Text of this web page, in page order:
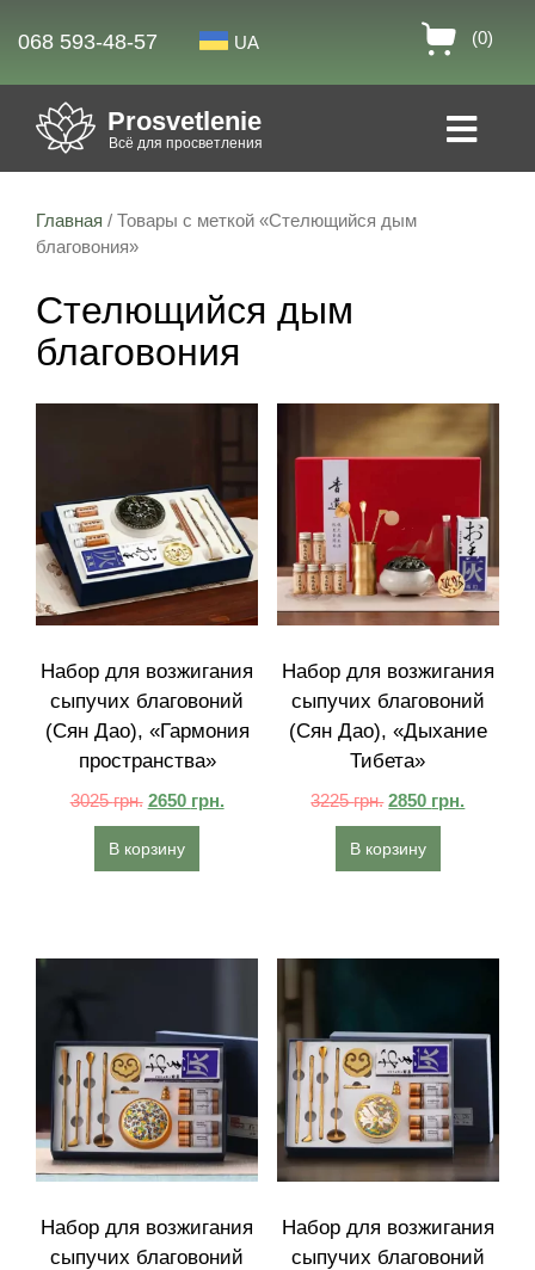
068 593-48-57 UA (0)
Prosvetlenie
Всё для просветления
Главная / Товары с меткой «Стелющийся дым
благовония»
Стелющийся дым
благовония
Набор для возжигания
сыпучих благовоний
(Сян Дао), «Гармония
пространства»
3025грн. 2650 грн.
В корзину
Набор для возжигания
сыпучих благовоний
(Сян Дао), «Дыхание
Тибета»
3225грн. 2850 грн.
В корзину
Набор для возжигания
сыпучих благовоний
Набор для возжигания
сыпучих благовоний